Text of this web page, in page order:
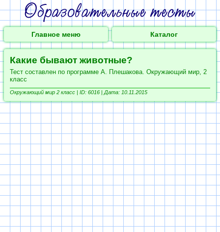
Главное меню Каталог
Какие бывают животные?
Тест составлен по программе А. Плешакова. Окружающий мир, 2
класс
Окружающий мир 2 класс | ID: 6016 | Дата: 10.11.2015